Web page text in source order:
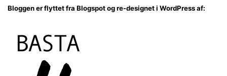
Bloggen er flyttet fra Blogspot og re-designet i WordPress af: